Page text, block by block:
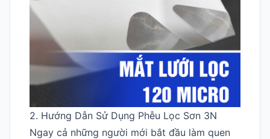
2. Hướng Dẫn Sử Dụng Phễu Lọc Sơn 3N
Ngay cả những người mới bắt đầu làm quen